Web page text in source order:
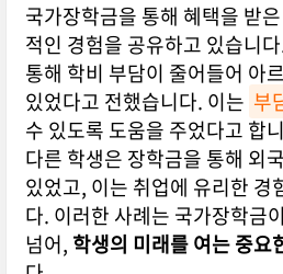
국가장학금을 통해 혜택을 받
적인 경험을 공유하고 있습니
통해 학비 부담이 줄어들어 아
있었다고 전했습니다. 이는 부
수 있도록 도움을 주었다고 합
다른 학생은 장학금을 통해 외
있었고, 이는 취업에 유리한 경
다. 이러한 사례는 국가장학금
넘어, 학생의 미래를 여는 중요